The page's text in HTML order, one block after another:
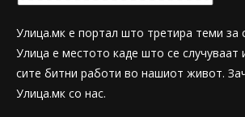
Улица.мк е портал што третира теми за
Улица е местото каде што се случуваат
сите битни работи во нашиот живот.
Улица.мк со нас.